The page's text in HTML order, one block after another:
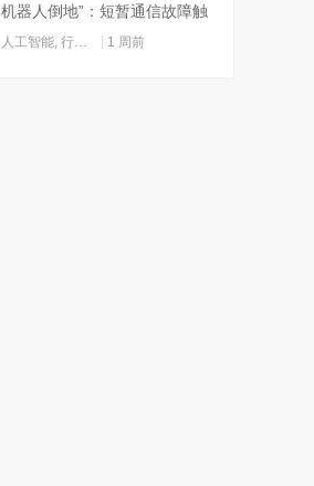
机器人倒地”：短暂通信故障触
发关机
人工智能 行业动态 1 周前